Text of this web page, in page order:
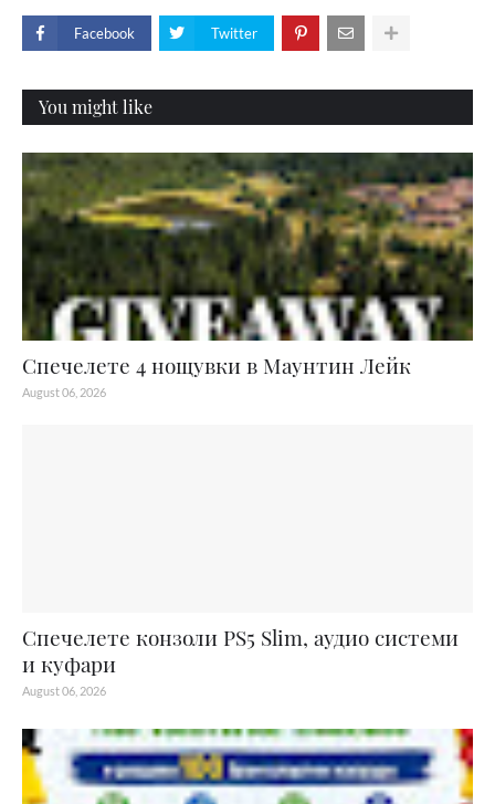
Facebook Twitter
You might like
Спечелете 4 нощувки в Маунтин Лейк
August 06, 2026
Спечелете конзоли PS5 Slim, аудио системи
и куфари
August 06, 2026